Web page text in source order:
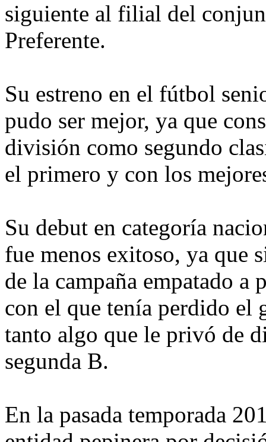
siguiente al filial del
Preferente.
Su estreno en el fútbol
pudo ser mejor, ya que
división como segundo
el primero y con los
Su debut en categoría
fue menos exitoso, ya que
de la campaña empatado
con el que tenía perdido el
tanto algo que le privó de
segunda B.
En la pasada temporada